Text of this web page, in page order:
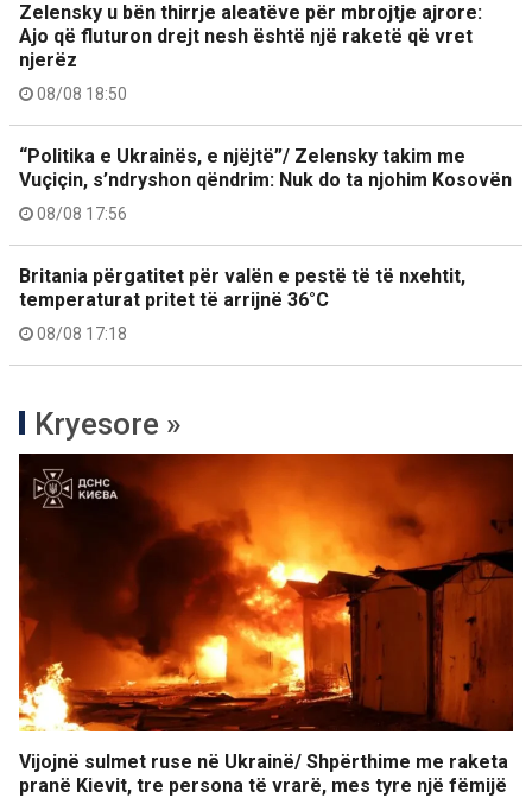
Zelensky u bën thirrje aleatëve për mbrojtje ajrore:
Ajo që fluturon drejt nesh është një raketë që vret
njerëz
08/08 18:50
“Politika e Ukrainës, e njëjtë”/ Zelensky takim me
Vuçiçin, s’ndryshon qëndrim: Nuk do ta njohim Kosovën
08/08 17:56
Britania përgatitet për valën e pestë të të nxehtit,
temperaturat pritet të arrijnë 36°C
08/08 17:18
Kryesore »
Vijojnë sulmet ruse në Ukrainë/ Shpërthime me raketa
pranë Kievit, tre persona të vrarë, mes tyre një fëmijë